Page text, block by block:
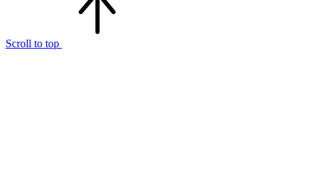
Scroll to top